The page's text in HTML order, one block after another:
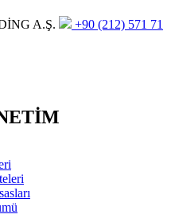
A.Ş.
+90 (212) 571 71